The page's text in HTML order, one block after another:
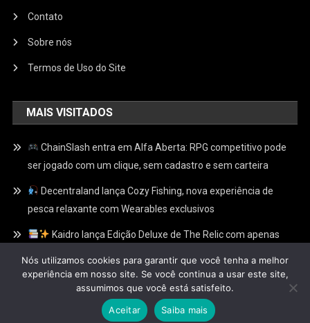
Contato
Sobre nós
Termos de Uso do Site
MAIS VISITADOS
ChainSlash entra em Alfa Aberta: RPG competitivo pode
ser jogado com um clique, sem cadastro e sem carteira
Decentraland lança Cozy Fishing, nova experiência de
pesca relaxante com Wearables exclusivos
Kaidro lança Edição Deluxe de The Relic com apenas
exclusivas no Web3
Fliperamaweb3| Theme: News Portal by Mystery Themes
Nós utilizamos cookies para garantir que você tenha a melhor
experiência em nosso site. Se você continua a usar este site,
assumimos que você está satisfeito.
Aceitar
Saiba mais